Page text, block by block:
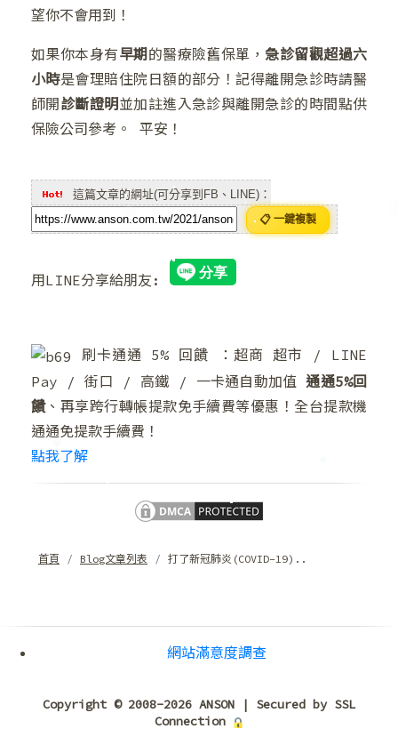
望你不會用到！
如果你本身有早期 的醫療險舊保單，急診留觀超過六
小時是會理賠住院日額的部分！記得離開急診時請醫
師開診斷證明並加註進入急診與離開急診的時間點供
保險公司參考。 平安！
這篇文章的網址(可分享到FB、LINE)：
📋 一鍵複製
用LINE分享給朋友:
刷卡通通 5% 回饋 ：超商 超市 / LINE
Pay / 街口 / 高鐵 / 一卡通自動加值通通5%回
饋、再享跨行轉帳提款免手續費等優惠！全台提款機
通通免提款手續費！
點我了解
首頁 Blog文章列表 打了新冠肺炎(COVID-19)..
網站滿意度調查
Copyright © 2008-2026 ANSON | Secured by SSL
Connection
❆
❄